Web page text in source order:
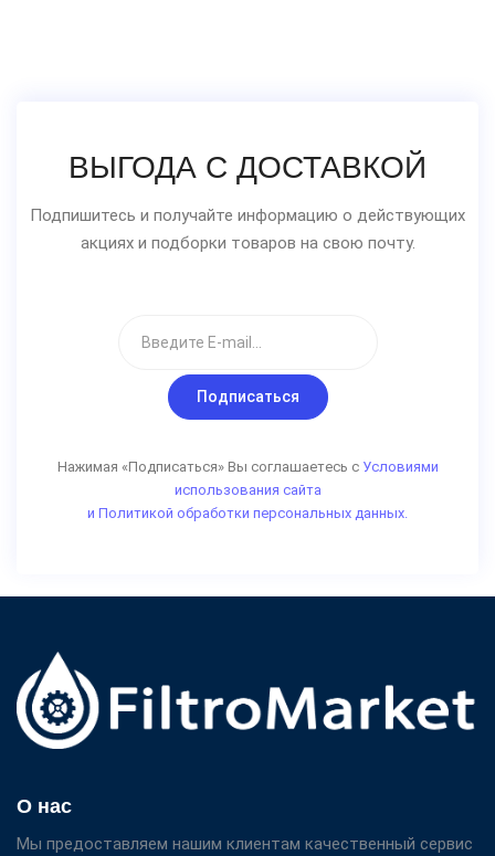
ВЫГОДА С ДОСТАВКОЙ
Подпишитесь и получайте информацию о действующих
акциях и подборки товаров на свою почту.
Подписаться
Нажимая «Подписаться» Вы соглашаетесь с Условиями
использования сайта
и Политикой обработки персональных данных.
О нас
Мы предоставляем нашим клиентам качественный сервис